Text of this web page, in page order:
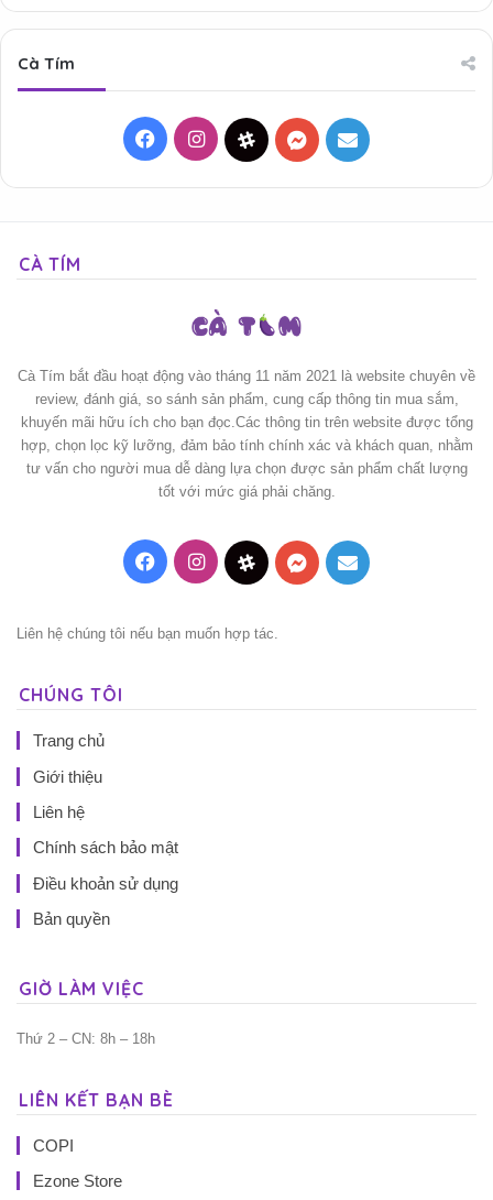
Cà Tím
FacebookInstagramThreadsMessenger
Mail
CÀ TÍM
Cà Tím bắt đầu hoạt động vào tháng 11 năm 2021 là website chuyên về
review, đánh giá, so sánh sản phẩm, cung cấp thông tin mua sắm,
khuyến mãi hữu ích cho bạn đọc.Các thông tin trên website được tổng
hợp, chọn lọc kỹ lưỡng, đảm bảo tính chính xác và khách quan, nhằm
tư vấn cho người mua dễ dàng lựa chọn được sản phẩm chất lượng
tốt với mức giá phải chăng.
FacebookInstagramThreadsMessenger
Mail
Liên hệ chúng tôi nếu bạn muốn hợp tác.
CHÚNG TÔI
Trang chủ
Giới thiệu
Liên hệ
Chính sách bảo mật
Điều khoản sử dụng
Bản quyền
GIỜ LÀM VIỆC
Thứ 2 – CN: 8h – 18h
LIÊN KẾT BẠN BÈ
COPI
Ezone Store